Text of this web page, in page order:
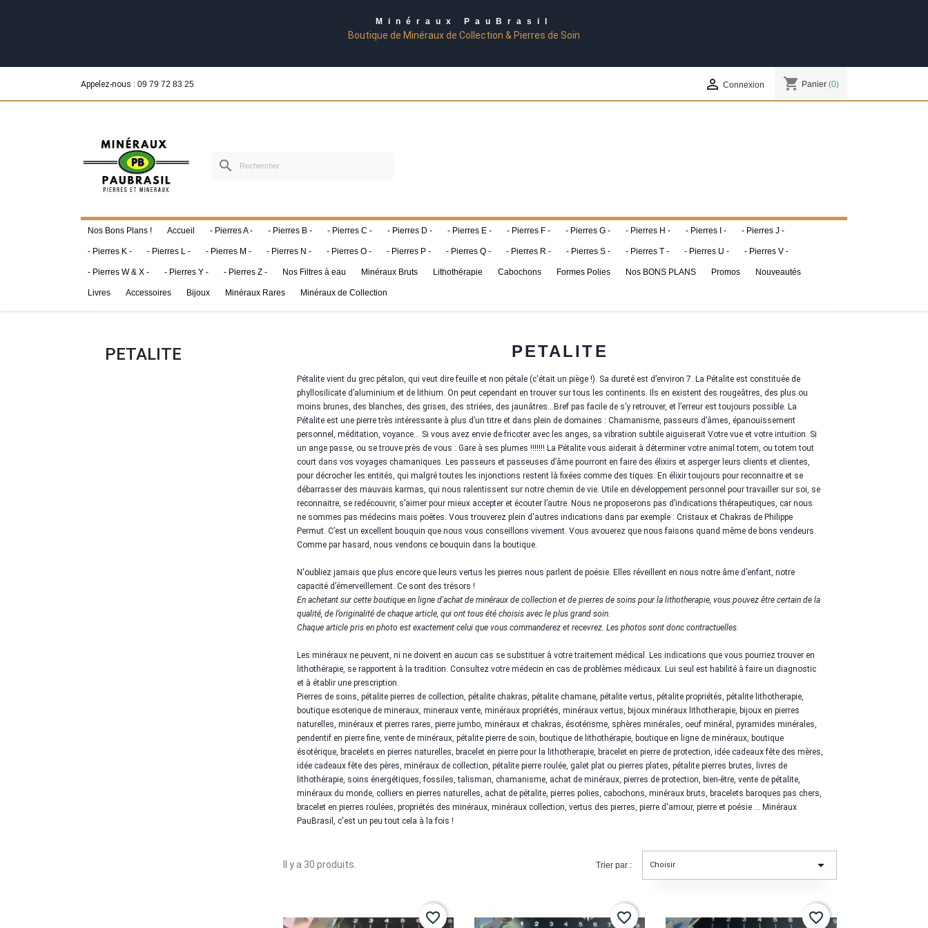
Minéraux PauBrasil
Boutique de Minéraux de Collection & Pierres de Soin
Appelez-nous : 09 79 72 83 25  Connexion shopping_cart Panier (0)
search
Nos Bons Plans ! Accueil - Pierres A - - Pierres B - - Pierres C - - Pierres D - - Pierres E - - Pierres F - - Pierres G - - Pierres H - - Pierres I - - Pierres J -
- Pierres K - - Pierres L - - Pierres M - - Pierres N - - Pierres O - - Pierres P - - Pierres Q - - Pierres R - - Pierres S - - Pierres T - - Pierres U - - Pierres V -
- Pierres W & X - - Pierres Y - - Pierres Z - Nos Filtres à eau Minéraux Bruts Lithothérapie Cabochons Formes Polies Nos BONS PLANS Promos Nouveautés
Livres Accessoires Bijoux Minéraux Rares Minéraux de Collection
PETALITE PETALITE
Pétalite vient du grec pétalon, qui veut dire feuille et non pétale (c'était un piège !). Sa dureté est d’environ 7. La Pétalite est constituée de
phyllosilicate d’aluminium et de lithium. On peut cependant en trouver sur tous les continents. Ils en existent des rougeâtres, des plus ou
moins brunes, des blanches, des grises, des striées, des jaunâtres…Bref pas facile de s’y retrouver, et l’erreur est toujours possible. La
Pétalite est une pierre très intéressante à plus d’un titre et dans plein de domaines : Chamanisme, passeurs d’âmes, épanouissement
personnel, méditation, voyance... Si vous avez envie de fricoter avec les anges, sa vibration subtile aiguiserait Votre vue et votre intuition. Si
un ange passe, ou se trouve près de vous : Gare à ses plumes !!!!!!! La Pétalite vous aiderait à déterminer votre animal totem, ou totem tout
court dans vos voyages chamaniques. Les passeurs et passeuses d’âme pourront en faire des élixirs et asperger leurs clients et clientes,
pour décrocher les entités, qui malgré toutes les injonctions restent là fixées comme des tiques. En élixir toujours pour reconnaitre et se
débarrasser des mauvais karmas, qui nous ralentissent sur notre chemin de vie. Utile en développement personnel pour travailler sur soi, se
reconnaitre, se redécouvrir, s’aimer pour mieux accepter et écouter l’autre. Nous ne proposerons pas d’indications thérapeutiques, car nous
ne sommes pas médecins mais poètes. Vous trouverez plein d'autres indications dans par exemple : Cristaux et Chakras de Philippe
Permut. C’est un excellent bouquin que nous vous conseillons vivement. Vous avouerez que nous faisons quand même de bons vendeurs.
Comme par hasard, nous vendons ce bouquin dans la boutique.
N'oubliez jamais que plus encore que leurs vertus les pierres nous parlent de poésie. Elles réveillent en nous notre âme d’enfant, notre
capacité d’émerveillement. Ce sont des trésors !
En achetant sur cette boutique en ligne d'achat de minéraux de collection et de pierres de soins pour la lithotherapie, vous pouvez être certain de la
qualité, de l’originalité de chaque article, qui ont tous été choisis avec le plus grand soin.
Chaque article pris en photo est exactement celui que vous commanderez et recevrez. Les photos sont donc contractuelles.
Les minéraux ne peuvent, ni ne doivent en aucun cas se substituer à votre traitement médical. Les indications que vous pourriez trouver en
lithothérapie, se rapportent à la tradition. Consultez votre médecin en cas de problèmes médicaux. Lui seul est habilité à faire un diagnostic
et à établir une prescription.
Pierres de soins, pétalitepierres de collection, pétalite chakras, pétalite chamane, pétalite vertus, pétalite propriétés, pétalite lithotherapie,
boutique esoterique de mineraux, mineraux vente, minéraux propriétés, minéraux vertus, bijoux minéraux lithotherapie, bijoux en pierres
naturelles, minéraux et pierres rares, pierre jumbo, minéraux et chakras, ésotérisme, sphères minérales, oeuf minéral, pyramides minérales,
pendentif en pierre fine, vente de minéraux, pétalitepierre de soin, boutique de lithothérapie, boutique en ligne de minéraux, boutique
ésotérique, bracelets en pierres naturelles, bracelet en pierre pour la lithotherapie, bracelet en pierre de protection, idée cadeaux fête des mères,
idée cadeaux fête des pères, minéraux de collection, pétalitepierre roulée, galet plat ou pierres plates, pétalitepierres brutes, livres de
lithothérapie, soins énergétiques, fossiles, talisman, chamanisme, achat de minéraux, pierres de protection, bien-être, vente de pétalite,
minéraux du monde, colliers en pierres naturelles, achat de pétalite, pierres polies, cabochons, minéraux bruts, bracelets baroques pas chers,
bracelet en pierres roulées, propriétés des minéraux, minéraux collection, vertus des pierres, pierre d'amour, pierre et poésie ... Minéraux
PauBrasil, c'est un peu tout cela à la fois !
Il y a 30 produits. Trier par : Choisir 
favorite_border favorite_border favorite_border